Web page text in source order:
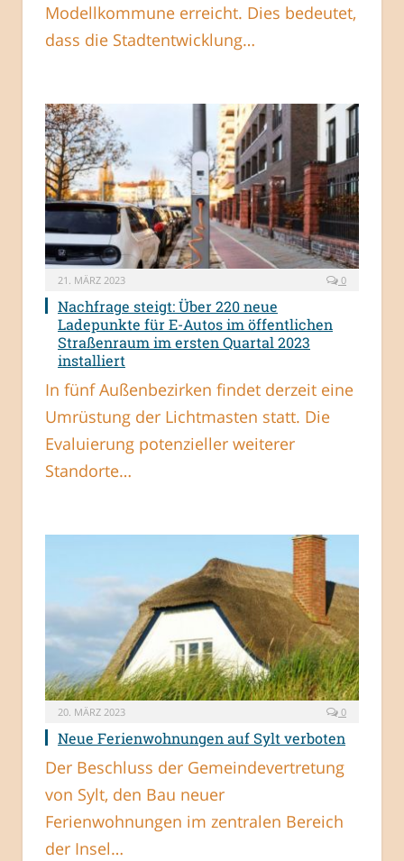
Modellkommune erreicht. Dies bedeutet,
dass die Stadtentwicklung…
21. MÄRZ 2023 0
Nachfrage steigt: Über 220 neue
Ladepunkte für E-Autos im öffentlichen
Straßenraum im ersten Quartal 2023
installiert
In fünf Außenbezirken findet derzeit eine
Umrüstung der Lichtmasten statt. Die
Evaluierung potenzieller weiterer
Standorte…
20. MÄRZ 2023 0
Neue Ferienwohnungen auf Sylt verboten
Der Beschluss der Gemeindevertretung
von Sylt, den Bau neuer
Ferienwohnungen im zentralen Bereich
der Insel…